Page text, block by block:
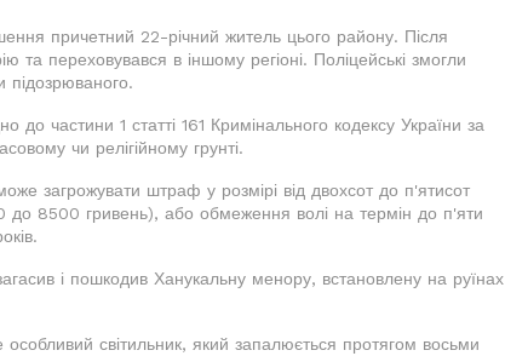
причетний 22-річний житель цього району. Після
та переховувався в іншому регіоні. Поліцейські змогли
підозрюваного.
до частини 1 статті 161 Кримінального кодексу України за
чи релігійному грунті.
загрожувати штраф у розмірі від двохсот до п'ятисот
до 8500 гривень), або обмеження волі на термін до п'яти
і пошкодив Ханукальну менору, встановлену на руїнах
світильник, який запалюється протягом восьми